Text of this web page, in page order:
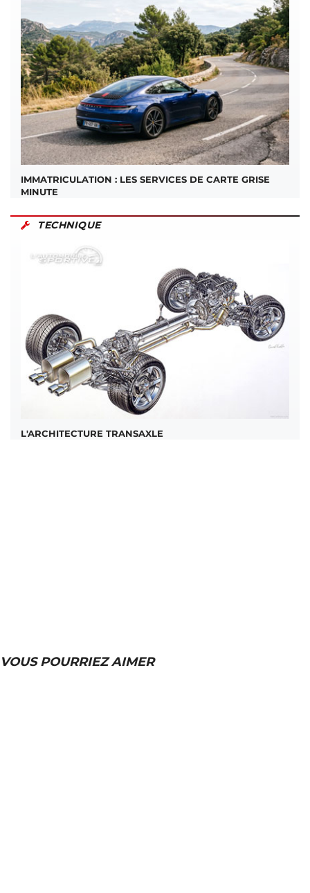
IMMATRICULATION : LES SERVICES DE CARTE GRISE
MINUTE
TECHNIQUE
L'ARCHITECTURE TRANSAXLE
VOUS POURRIEZ AIMER